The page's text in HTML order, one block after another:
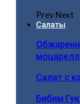
PrevNext
Салаты
Салат с
Бибим